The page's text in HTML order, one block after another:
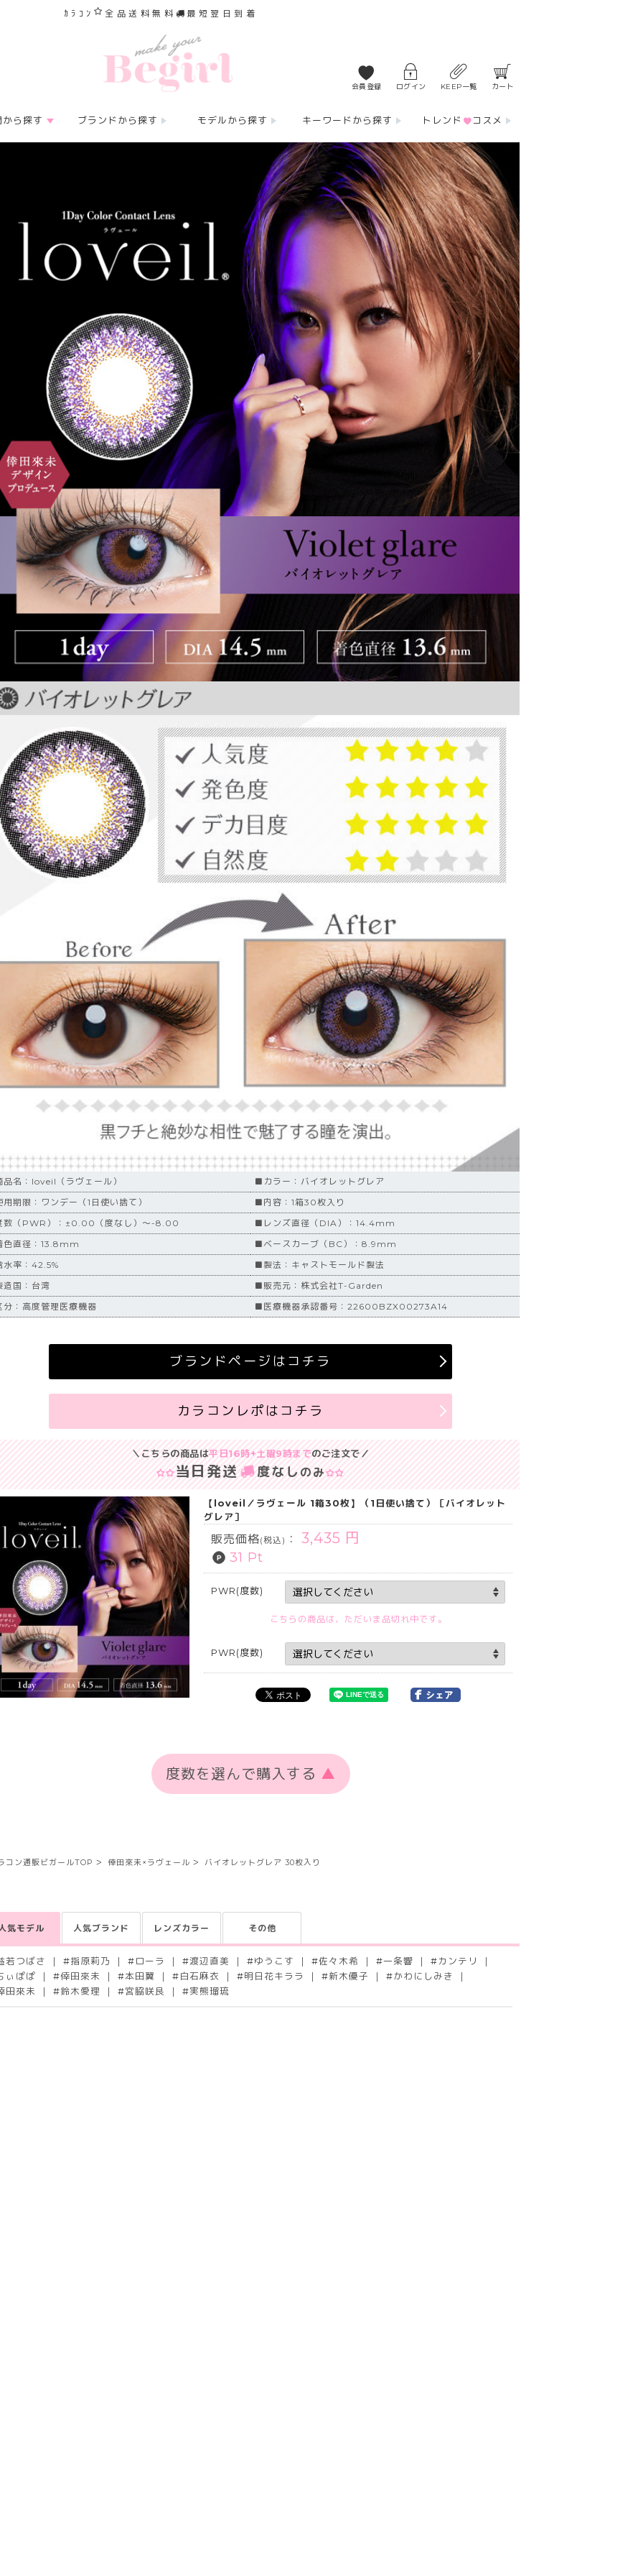
ｶﾗｺﾝ 全品送料無料 最短翌日到着
会員登録 ログイン KEEP一覧 カート
ら探す ブランドから探す モデルから探す キーワードから探す トレンド コスメ
名：loveil（ラヴェール）
■カラー：バイオレットグレア
期限：ワンデー（1日使い捨て）
■内容：1箱30枚入り
（PWR）：±0.00（度なし）～-8.00
■レンズ直径（DIA）：14.4mm
直径：13.8mm
■ベースカーブ（BC）：8.9mm
率：42.5%
■製法：キャストモールド製法
国：台湾
■販売元：株式会社T-Garden
：高度管理医療機器
■医療機器承認番号：22600BZX00273A14
ブランドページはコチラ
カラコンレポはコチラ
＼こちらの商品は平日16時+土曜9時までのご注文で／
当日発送 度なし のみ
【loveil／ラヴェール 1箱30枚】（1日使い捨て）［バイオレット
グレア］
販売価格(税込) ： 3,435 円
31 Pt
PWR(度数)
こちらの商品は、ただいま品切れ中です。
PWR(度数)
度数を選んで購入する ▲
コン通販ビガールTOP 倖田來未×ラヴェール バイオレットグレア 30枚入り
気モデル 人気ブランド レンズカラー その他
若つばさ #指原莉乃 # ローラ #渡辺直美 #ゆうこす #佐々木希 #一条響 # カンテリ
ぃぽぽ
#倖田來未 #本田翼 # 白石麻衣 #明日花キララ #新木優子 #かわにしみき
田來未
#鈴木愛理 #宮脇咲良 #実熊瑠琉